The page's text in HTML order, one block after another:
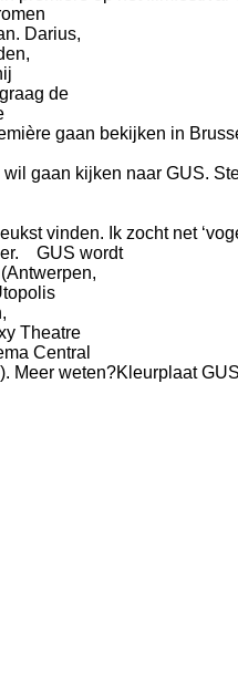
Darius,
de
gaan bekijken in
gaan kijken naar GUS.
vinden. Ik zocht net
GUS wordt
Theatre
Central
Meer weten?Kleurplaat GUS